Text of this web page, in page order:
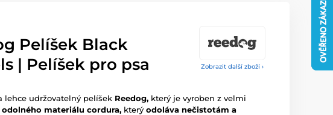
Zobrazit další zboží ›
Pelíšek Black
| Pelíšek pro psa
lehce udržovatelný pelíšek Reedog, který je vyroben z velmi
odolného materiálu cordura, který odoláva nečistotám a